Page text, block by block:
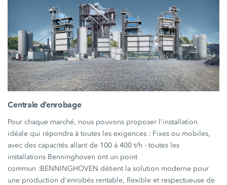
Centrale d’enrobage
Pour chaque marché, nous pouvons proposer l'installation
idéale qui répondra à toutes les exigences : Fixes ou mobiles,
avec des capacités allant de 100 à 400 t/h - toutes les
installations Benninghoven ont un point
commun :BENNINGHOVEN détient la solution moderne pour
une production d'enrobés rentable, flexible et respectueuse de